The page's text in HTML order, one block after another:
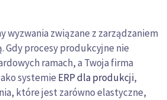
wyzwania związane z zarządzaniem
procesy produkcyjne nie
ramach, a Twoja firma
systemie ERP dla produkcji,
które jest zarówno elastyczne,